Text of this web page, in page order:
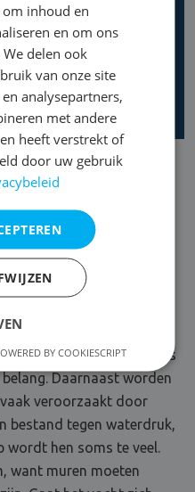
voor vochtproblemen
het gemakkelijkst in
bevinden. In dat geval is
Daarnaast worden
veroorzaakt door
bestand tegen waterdruk,
wordt hen soms te veel.
want muren moeten
inhoud en
en om ons
delen ook
van onze site
analysepartners,
met andere
heeft verstrekt of
door uw gebruik
BY COOKIESCRIPT